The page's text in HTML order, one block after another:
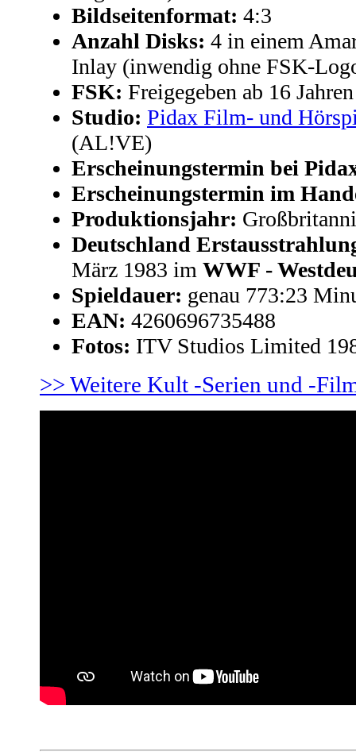
Bildseitenformat: 4:3
Anzahl Disks: 4 in einem
Inlay (inwendig ohne FSK-
FSK: Freigegeben ab 16 Jahren
Studio: Pidax Film- und
(AL!VE)
Erscheinungstermin bei
Erscheinungstermin im
Produktionsjahr:
Deutschland
März 1983 im WWF -
Spieldauer: genau 773:23
EAN: 4260696735488
Fotos: ITV Studios Limited
>> Weitere Kult -Serien und -